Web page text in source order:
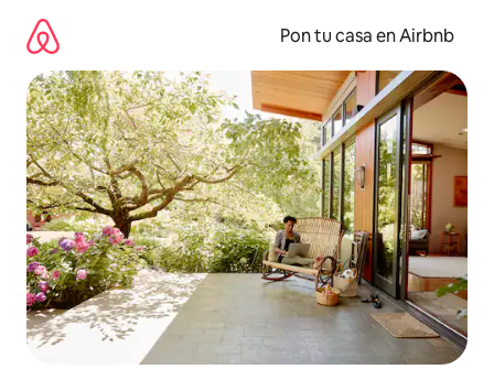
contenido
Pon tu casa en Airbnb